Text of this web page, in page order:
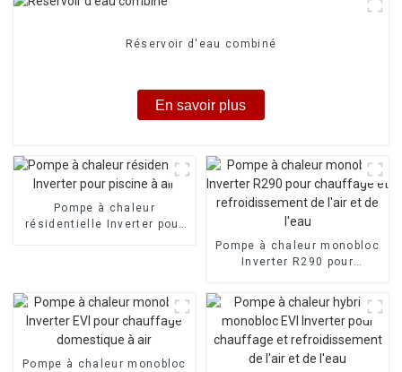
Réservoir d'eau combiné
En savoir plus
Pompe à chaleur
résidentielle Inverter pour
Pompe à chaleur monobloc
Inverter R290 pour
refroidissement de l'air et
de l'eau
Pompe à chaleur monobloc